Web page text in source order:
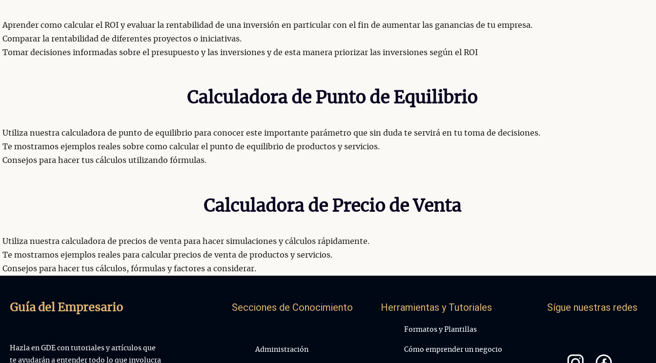
Aprender como calcular el ROI y evaluar la rentabilidad de una inversión en particular con el fin de aumentar las ganancias de tu empresa.
Comparar la rentabilidad de diferentes proyectos o iniciativas.
Tomar decisiones informadas sobre el presupuesto y las inversiones y de esta manera priorizar las inversiones según el ROI
Calculadora de Punto de Equilibrio
Utiliza nuestra calculadora de punto de equilibrio para conocer este importante parámetro que sin duda te servirá en tu toma de decisiones.
Te mostramos ejemplos reales sobre como calcular el punto de equilibrio de productos y servicios.
Consejos para hacer tus cálculos utilizando fórmulas.
Calculadora de Precio de Venta
Utiliza nuestra calculadora de precios de venta para hacer simulaciones y cálculos rápidamente.
Te mostramos ejemplos reales para calcular precios de venta de productos y servicios.
Consejos para hacer tus cálculos, fórmulas y factores a considerar.
Guía del Empresario
Hazla en GDE con tutoriales y artículos que
te ayudarán a entender todo lo que involucra
Secciones de Conocimiento
Administración
Herramientas y Tutoriales
Formatos y Plantillas
Cómo emprender un negocio
Sígue nuestras redes